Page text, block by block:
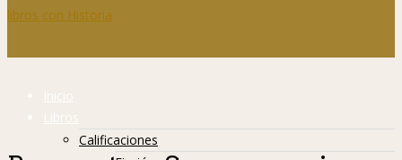
Inicio
Libros
Calificaciones